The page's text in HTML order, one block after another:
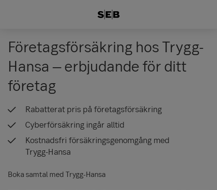
Företagsförsäkring hos Trygg-
Hansa – erbjudande för ditt
företag
Rabatterat pris på företagsförsäkring
Cyberförsäkring ingår alltid
Kostnadsfri försäkringsgenomgång med
Trygg-Hansa
Boka samtal med Trygg-Hansa